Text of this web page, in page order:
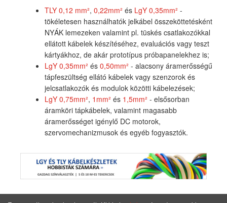
TLY 0,12 mm², 0,22mm² és LgY 0,35mm² -
tökéletesen használhatók jelkábel összeköttetésként
NYÁK lemezeken valamint pl. tüskés csatlakozókkal
ellátott kábelek készítéséhez, evaluációs vagy teszt
kártyákhoz, de akár prototípus próbapanelekhez is;
LgY 0,35mm² és 0,50mm² - alacsony áramerősségű
tápfeszültség ellátó kábelek vagy szenzorok és
jelcsatlakozók és modulok közötti kábelezések;
LgY 0,75mm², 1mm² és 1,5mm² - elsősorban
áramköri tápkábelek, valamint magasabb
áramerősséget igénylő DC motorok,
szervomechanizmusok és egyéb fogyasztók.